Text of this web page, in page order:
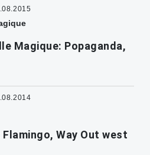
Magique: Popaganda,
Flamingo, Way Out west